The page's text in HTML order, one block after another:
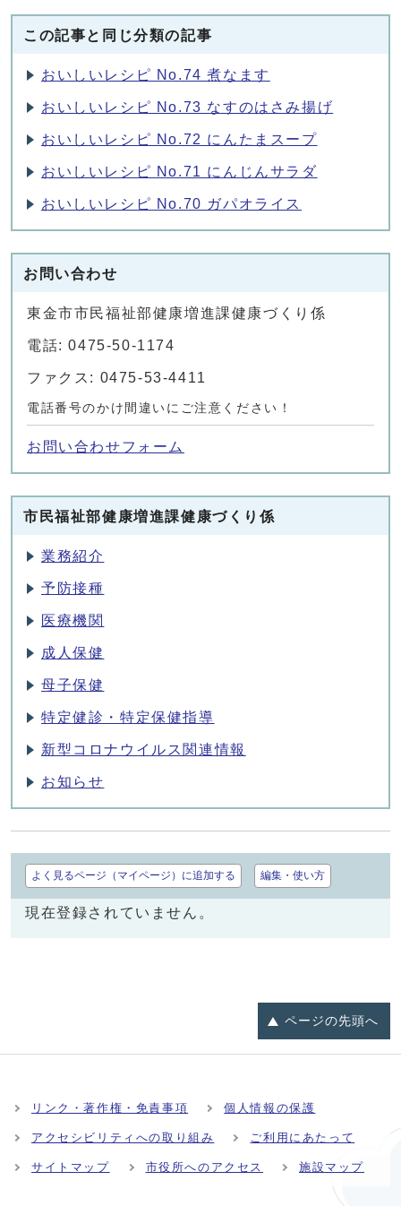
この記事と同じ分類の記事
おいしいレシピ No.74 煮なます
おいしいレシピ No.73 なすのはさみ揚げ
おいしいレシピ No.72 にんたまスープ
おいしいレシピ No.71 にんじんサラダ
おいしいレシピ No.70 ガパオライス
お問い合わせ
東金市市民福祉部健康増進課健康づくり係
電話: 0475-50-1174
ファクス: 0475-53-4411
電話番号のかけ間違いにご注意ください！
お問い合わせフォーム
市民福祉部健康増進課健康づくり係
業務紹介
予防接種
医療機関
成人保健
母子保健
特定健診・特定保健指導
新型コロナウイルス関連情報
お知らせ
よく見るページ（マイページ）に追加する 編集・使い方
現在登録されていません。
ページの先頭へ
リンク・著作権・免責事項 個人情報の保護
アクセシビリティへの取り組み ご利用にあたって
サイトマップ 市役所へのアクセス 施設マップ